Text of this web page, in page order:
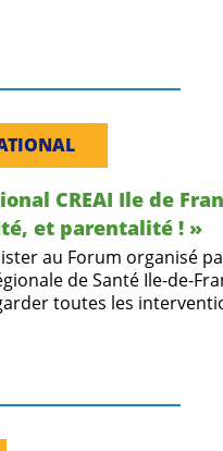
CREAI Ile de
et parentalité ! »
au Forum organisé
de Santé Ile-de-
toutes les